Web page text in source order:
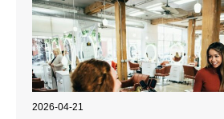
2026-04-21